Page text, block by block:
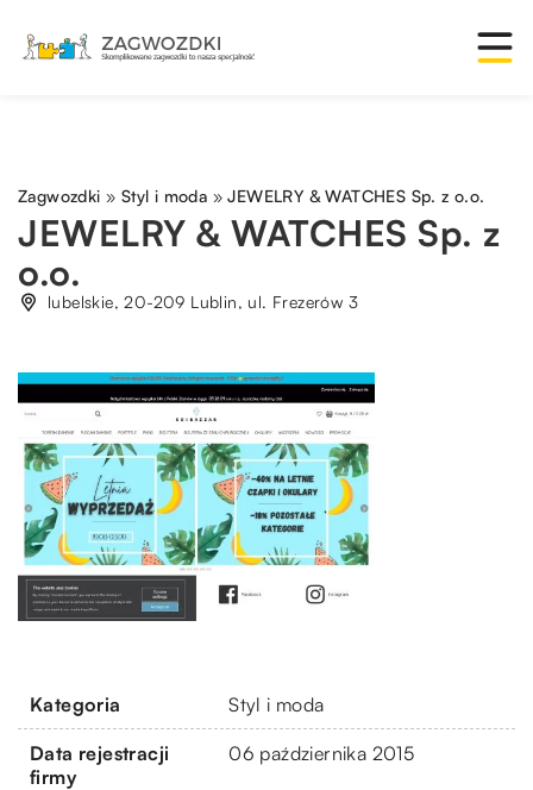
Zagwozdki » Styl i moda »JEWELRY & WATCHES Sp. z o.o.
JEWELRY & WATCHES Sp. z
o.o.
lubelskie, 20-209 Lublin, ul. Frezerów 3
Kategoria Styl i moda
Data rejestracji
firmy
06 października 2015